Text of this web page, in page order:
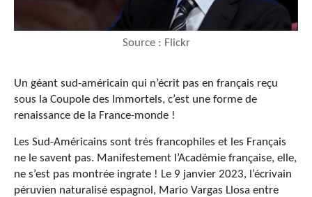
Source : Flickr
Un géant sud-américain qui n’écrit pas en français reçu
sous la Coupole des Immortels, c’est une forme de
renaissance de la France-monde !
Les Sud-Américains sont très francophiles et les Français
ne le savent pas. Manifestement l’Académie française, elle,
ne s’est pas montrée ingrate ! Le 9 janvier 2023, l’écrivain
péruvien naturalisé espagnol, Mario Vargas Llosa entre